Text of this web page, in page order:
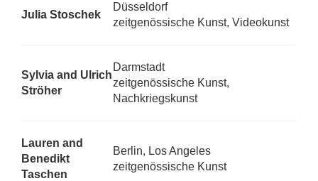
Julia Stoschek
Düsseldorf
zeitgenössische Kunst, Videokunst
Sylvia and Ulrich
Ströher
Darmstadt
zeitgenössische Kunst,
Nachkriegskunst
Lauren and
Benedikt
Taschen
Berlin, Los Angeles
zeitgenössische Kunst